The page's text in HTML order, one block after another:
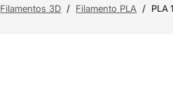
Filamentos 3D / Filamento PLA / PLA